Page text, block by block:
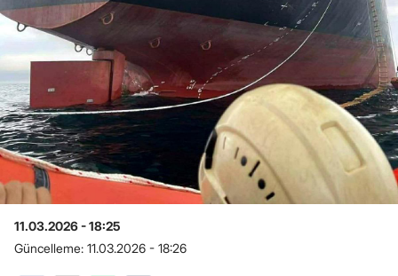
11.03.2026 - 18:25
Güncelleme: 11.03.2026 - 18:26